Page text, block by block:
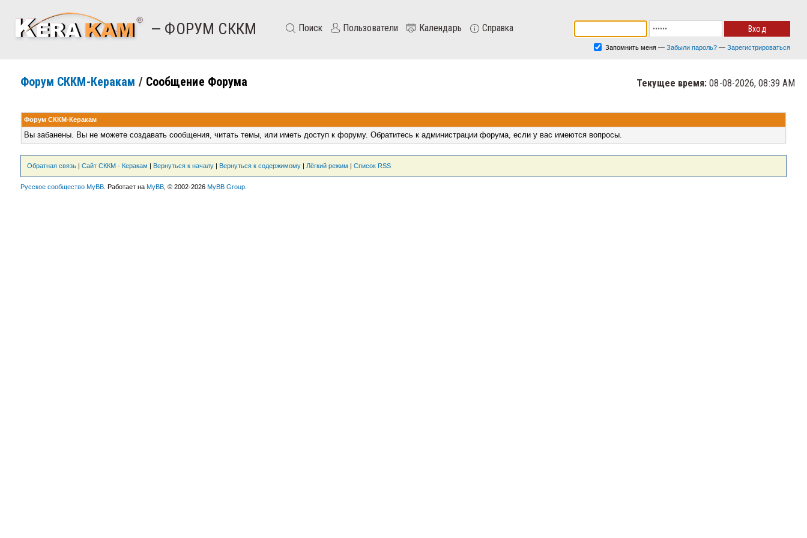
— ФОРУМ СККМ Поиск Пользователи Календарь Справка
Запомнить меня — Забыли пароль? — Зарегистрироваться
Текущее время: 08-08-2026, 08:39 AM
Форум СККМ-Керакам / Сообщение Форума
Форум СККМ-Керакам
Вы забанены. Вы не можете создавать сообщения, читать темы, или иметь доступ к форуму. Обратитесь к администрации форума, если у вас имеются вопросы.
Обратная связь| Сайт СККМ - Керакам | Вернуться к началу| Вернуться к содержимому| Лёгкий режим | Список RSS
Русское сообщество MyBB. Работает на MyBB, © 2002-2026 MyBB Group.